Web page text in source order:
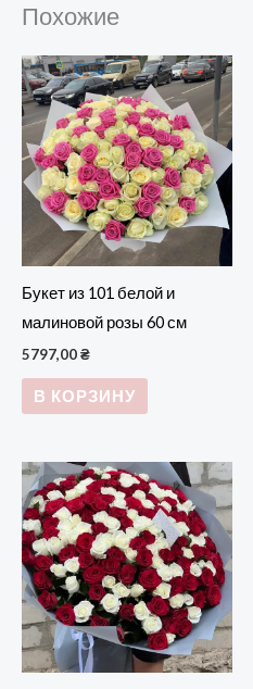
Похожие
Букет из 101 белой и
малиновой розы 60 см
5797,00₴
В КОРЗИНУ